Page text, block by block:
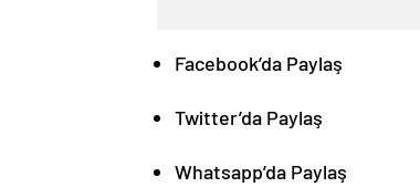
Facebook’da Paylaş
Twitter’da Paylaş
Whatsapp’da Paylaş